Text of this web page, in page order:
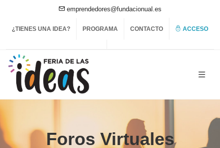
emprendedores@fundacionual.es
¿TIENES UNA IDEA? PROGRAMA CONTACTO ACCESO
Foros Virtuales